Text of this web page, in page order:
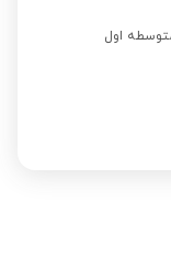
اول